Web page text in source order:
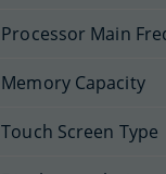
Processor Main
Memory Capacity
Touch Screen Type